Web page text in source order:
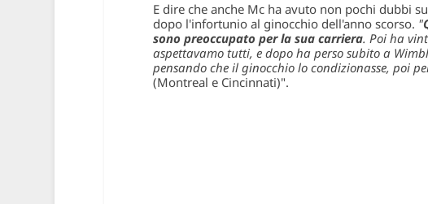
E dire che anche Mc ha avuto non pochi dubbi
dopo l'infortunio al ginocchio dell'anno scorso. "
sono preoccupato per la sua carriera. Poi ha
aspettavamo tutti, e dopo ha perso subito a
pensando che il ginocchio lo condizionasse, poi
(Montreal e Cincinnati)".